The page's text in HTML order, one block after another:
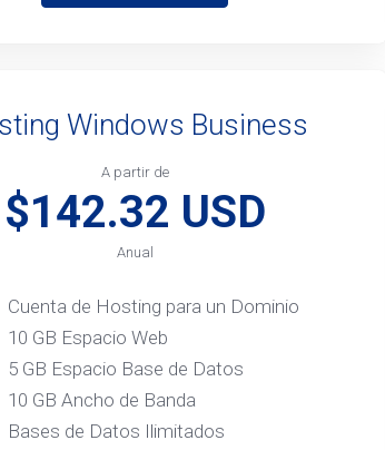
Windows Business
A partir de
$142.32 USD
Anual
Cuenta de Hosting para un Dominio
10 GB Espacio Web
5 GB Espacio Base de Datos
10 GB Ancho de Banda
Bases de Datos Ilimitados